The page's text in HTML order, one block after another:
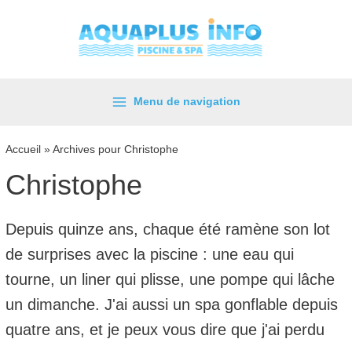
Menu
Menu de navigation
Accueil »Archives pour Christophe
Christophe
Depuis quinze ans, chaque été ramène son lot
de surprises avec la piscine : une eau qui
tourne, un liner qui plisse, une pompe qui lâche
un dimanche. J'ai aussi un spa gonflable depuis
quatre ans, et je peux vous dire que j'ai perdu